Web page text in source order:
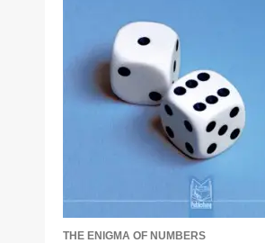
THE ENIGMA OF NUMBERS